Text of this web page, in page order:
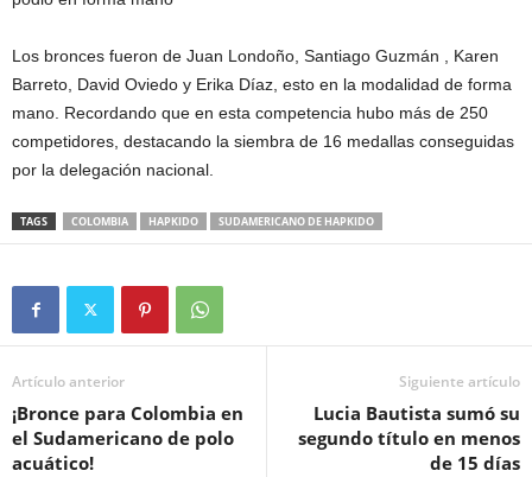
Los bronces fueron de Juan Londoño, Santiago Guzmán , Karen
Barreto, David Oviedo y Erika Díaz, esto en la modalidad de forma
mano. Recordando que en esta competencia hubo más de 250
competidores, destacando la siembra de 16 medallas conseguidas
por la delegación nacional.
TAGS COLOMBIA HAPKIDO SUDAMERICANO DE HAPKIDO
Artículo anterior
¡Bronce para Colombia en
el Sudamericano de polo
acuático!
Siguiente artículo
Lucia Bautista sumó su
segundo título en menos
de 15 días